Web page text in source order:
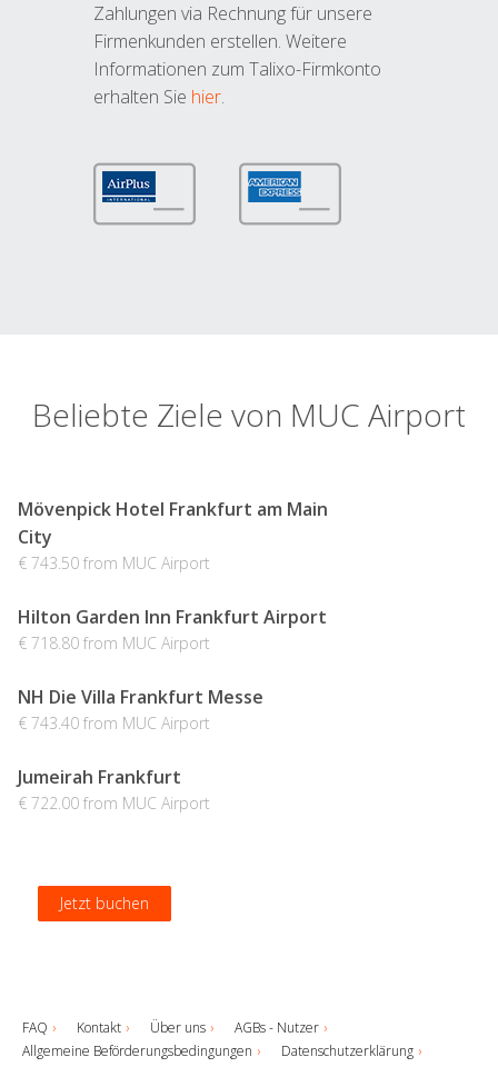
Zahlungen via Rechnung für unsere
Firmenkunden erstellen. Weitere
Informationen zum Talixo-Firmkonto
erhalten Sie hier.
Beliebte Ziele von MUC Airport
Mövenpick Hotel Frankfurt am Main
City
€ 743.50 from MUC Airport
Jetzt buchen
Hilton Garden Inn Frankfurt Airport
€ 718.80 from MUC Airport
Jetzt buchen
NH Die Villa Frankfurt Messe
€ 743.40 from MUC Airport
Jetzt buchen
Jumeirah Frankfurt
€ 722.00 from MUC Airport
Jetzt buchen
FAQ Kontakt Über uns
AGBs - Nutzer
Allgemeine Beförderungsbedingungen
Datenschutzerklärung